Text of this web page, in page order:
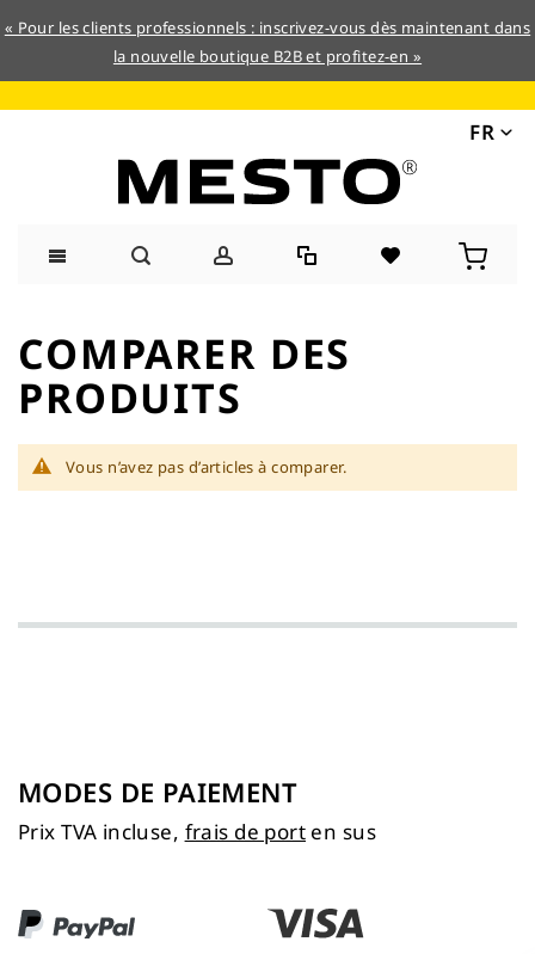
« Pour les clients professionnels : inscrivez-vous dès maintenant dans
la nouvelle boutique B2B et profitez-en »
FR
contenu
COMPARER DES
PRODUITS
Vous n’avez pas d’articles à comparer.
MODES DE PAIEMENT
Prix TVA incluse, frais de port en sus